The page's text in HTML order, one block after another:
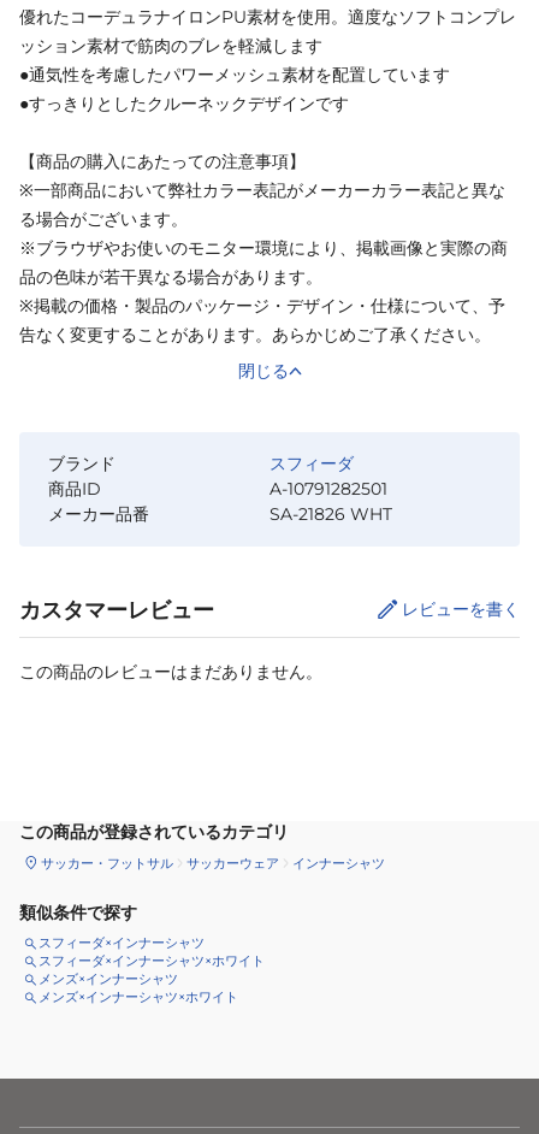
優れたコーデュラナイロンPU素材を使用。適度なソフトコンプレ
ッション素材で筋肉のブレを軽減します
●通気性を考慮したパワーメッシュ素材を配置しています
●すっきりとしたクルーネックデザインです
【商品の購入にあたっての注意事項】
※一部商品において弊社カラー表記がメーカーカラー表記と異な
る場合がございます。
※ブラウザやお使いのモニター環境により、掲載画像と実際の商
品の色味が若干異なる場合があります。
※掲載の価格・製品のパッケージ・デザイン・仕様について、予
告なく変更することがあります。あらかじめご了承ください。
閉じる
ブランド
スフィーダ
商品ID
A-10791282501
メーカー品番
SA-21826 WHT
カスタマーレビュー レビューを書く
この商品のレビューはまだありません。
この商品が登録されているカテゴリ
サッカー・フットサル サッカーウェア インナーシャツ
類似条件で探す
スフィーダ×インナーシャツ
スフィーダ×インナーシャツ×ホワイト
メンズ×インナーシャツ
メンズ×インナーシャツ×ホワイト